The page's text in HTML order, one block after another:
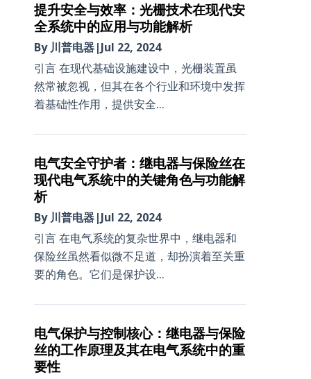
提升安全与效率：光栅技术在现代安
全系统中的应用与功能解析
By 川普电器|Jul 22, 2024
引言 在现代基础设施建设中，光栅装置虽
然常被忽视，但其在各个行业和环境中发挥
着基础性作用，提供安全...
电气安全守护者：继电器与保险丝在
现代电气系统中的关键角色与功能解
析
By 川普电器|Jul 22, 2024
引言 在电气系统的复杂世界中，继电器和
保险丝虽然看似微不足道，却扮演着至关重
要的角色。它们是保护设...
电气保护与控制核心：继电器与保险
丝的工作原理及其在电气系统中的重
要性